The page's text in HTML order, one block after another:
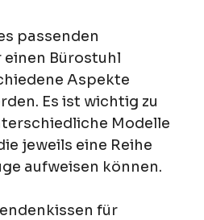
passenden
einen Bürostuhl
Aspekte
Es ist wichtig zu
Modelle
jeweils eine Reihe
aufweisen können.
für